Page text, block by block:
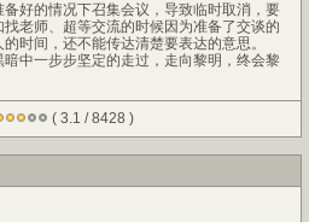
好的情况下召集会议，导致临时取消，要
老师、超等交流的时候因为准备了交谈的
时间，还不能传达清楚要表达的意思。
中一步步坚定的走过，走向黎明，终会黎
( 3.1 / 8428 )